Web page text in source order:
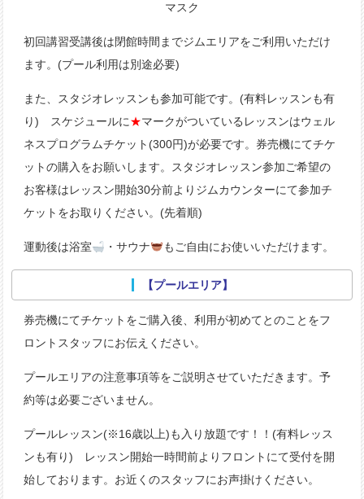
マスク
初回講習受講後は閉館時間までジムエリアをご利用いただけ
ます。(プール利用は別途必要)
また、スタジオレッスンも参加可能です。(有料レッスンも有
り) スケジュールに★マークがついているレッスンはウェル
ネスプログラムチケット(300円)が必要です。券売機にてチケ
ットの購入をお願いします。スタジオレッスン参加ご希望の
お客様はレッスン開始30分前よりジムカウンターにて参加チ
ケットをお取りください。(先着順)
運動後は浴室 ・サウナ もご自由にお使いいただけます。
【プールエリア】
券売機にてチケットをご購入後、利用が初めてとのことをフ
ロントスタッフにお伝えください。
プールエリアの注意事項等をご説明させていただきます。予
約等は必要ございません。
プールレッスン(※16歳以上)も入り放題です！！(有料レッス
ンも有り) レッスン開始一時間前よりフロントにて受付を開
始しております。お近くのスタッフにお声掛けください。